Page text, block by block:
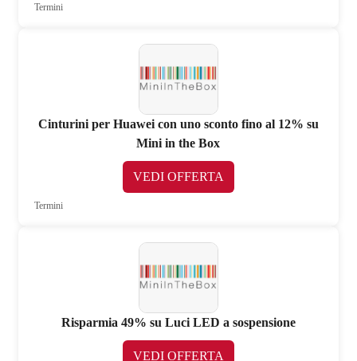
Termini
Cinturini per Huawei con uno sconto fino al 12% su
Mini in the Box
VEDI OFFERTA
Termini
Risparmia 49% su Luci LED a sospensione
VEDI OFFERTA